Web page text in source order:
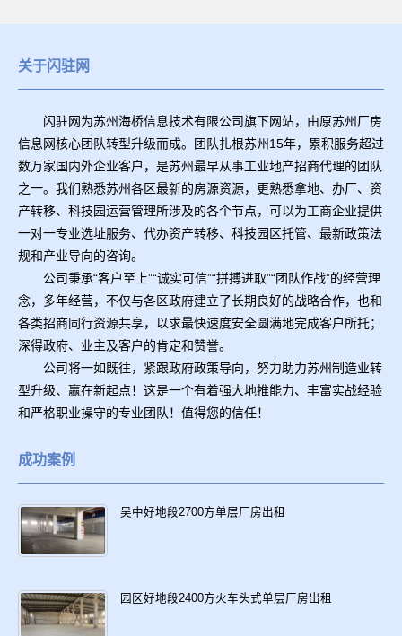
关于闪驻网
闪驻网为苏州海桥信息技术有限公司旗下网站，由原苏州厂房
信息网核心团队转型升级而成。团队扎根苏州15年，累积服务超过
数万家国内外企业客户，是苏州最早从事工业地产招商代理的团队
之一。我们熟悉苏州各区最新的房源资源，更熟悉拿地、办厂、资
产转移、科技园运营管理所涉及的各个节点，可以为工商企业提供
一对一专业选址服务、代办资产转移、科技园区托管、最新政策法
规和产业导向的咨询。
公司秉承“客户至上”“诚实可信”“拼搏进取”“团队作战”的经营理
念，多年经营，不仅与各区政府建立了长期良好的战略合作，也和
各类招商同行资源共享，以求最快速度安全圆满地完成客户所托；
深得政府、业主及客户的肯定和赞誉。
公司将一如既往，紧跟政府政策导向，努力助力苏州制造业转
型升级、赢在新起点！这是一个有着强大地推能力、丰富实战经验
和严格职业操守的专业团队！值得您的信任！
成功案例
吴中好地段2700方单层厂房出租
园区好地段2400方火车头式单层厂房出租